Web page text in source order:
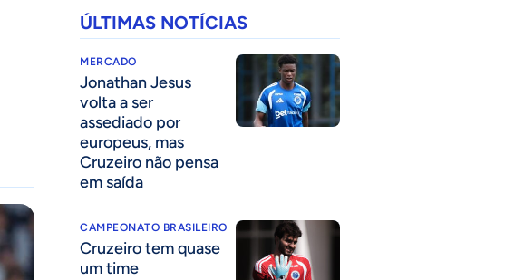
ÚLTIMAS NOTÍCIAS
MERCADO
Jonathan Jesus
volta a ser
assediado por
europeus, mas
Cruzeiro não pensa
em saída
CAMPEONATO BRASILEIRO
Cruzeiro tem quase
um time